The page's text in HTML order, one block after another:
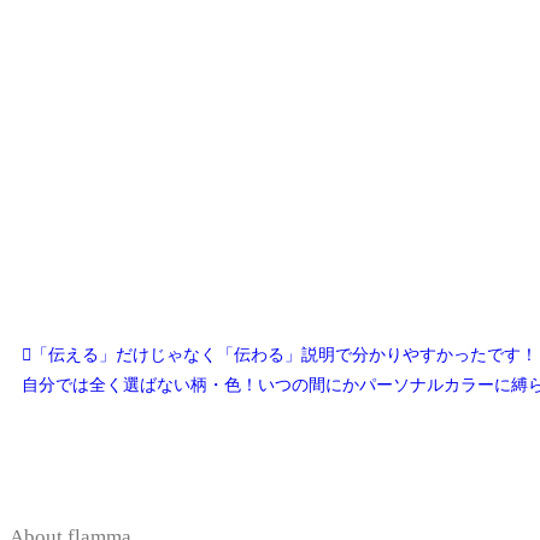
「伝える」だけじゃなく「伝わる」説明で分かりやすかったです！
自分では全く選ばない柄・色！いつの間にかパーソナルカラーに縛